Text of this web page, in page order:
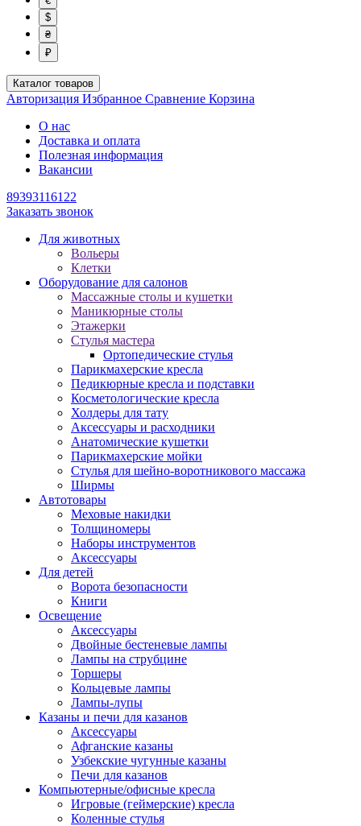
$
₴
₽
Каталог товаров
Авторизация Избранное Сравнение Корзина
О нас
Доставка и оплата
Полезная информация
Вакансии
89393116122
Заказать звонок
Для животных
Вольеры
Клетки
Оборудование для салонов
Массажные столы и кушетки
Маникюрные столы
Этажерки
Стулья мастера
Ортопедические стулья
Парикмахерские кресла
Педикюрные кресла и подставки
Косметологические кресла
Холдеры для тату
Аксессуары и расходники
Анатомические кушетки
Парикмахерские мойки
Стулья для шейно-воротникового массажа
Ширмы
Автотовары
Меховые накидки
Толщиномеры
Наборы инструментов
Аксессуары
Для детей
Ворота безопасности
Книги
Освещение
Аксессуары
Двойные бестеневые лампы
Лампы на струбцине
Торшеры
Кольцевые лампы
Лампы-лупы
Казаны и печи для казанов
Аксессуары
Афганские казаны
Узбекские чугунные казаны
Печи для казанов
Компьютерные/офисные кресла
Игровые (геймерские) кресла
Коленные стулья